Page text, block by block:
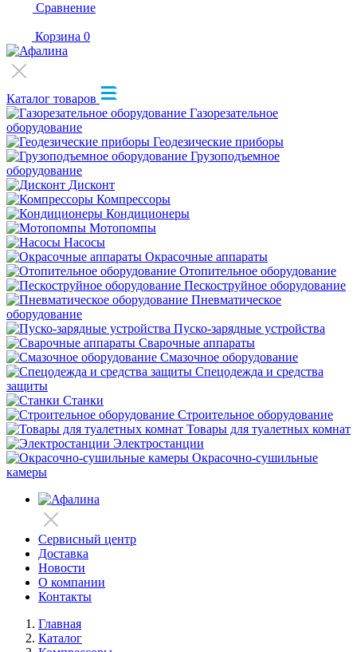
Сравнение
Корзина 0
Каталог товаров
Газорезательное
оборудование
Геодезические приборы
Грузоподъемное
оборудование
Дисконт
Компрессоры
Кондиционеры
Мотопомпы
Насосы
Окрасочные аппараты
Отопительное оборудование
Пескоструйное оборудование
Пневматическое
оборудование
Пуско-зарядные устройства
Сварочные аппараты
Смазочное оборудование
Спецодежда и средства
защиты
Станки
Строительное оборудование
Товары для туалетных комнат
Электростанции
Окрасочно-сушильные
камеры
Сервисный центр
Доставка
Новости
О компании
Контакты
Главная
Каталог